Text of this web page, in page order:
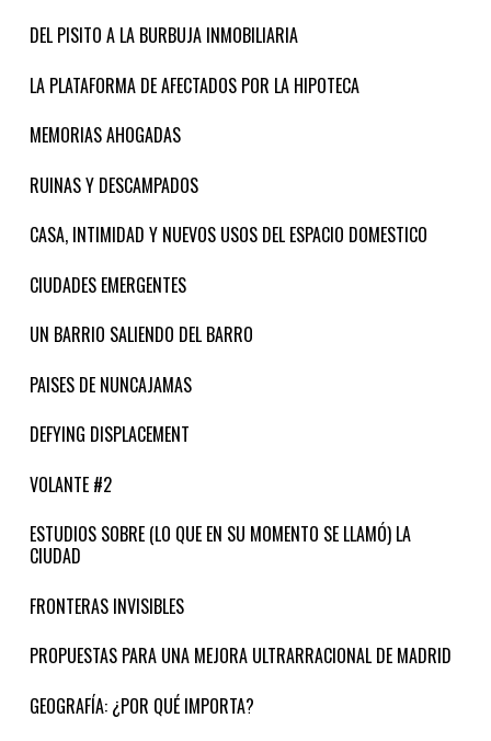
DEL PISITO A LA BURBUJA INMOBILIARIA
LA PLATAFORMA DE AFECTADOS POR LA HIPOTECA
MEMORIAS AHOGADAS
RUINAS Y DESCAMPADOS
CASA, INTIMIDAD Y NUEVOS USOS DEL ESPACIO DOMESTICO
CIUDADES EMERGENTES
UN BARRIO SALIENDO DEL BARRO
PAISES DE NUNCAJAMAS
DEFYING DISPLACEMENT
VOLANTE #2
ESTUDIOS SOBRE (LO QUE EN SU MOMENTO SE LLAMÓ) LA
CIUDAD
FRONTERAS INVISIBLES
PROPUESTAS PARA UNA MEJORA ULTRARRACIONAL DE MADRID
GEOGRAFÍA: ¿POR QUÉ IMPORTA?